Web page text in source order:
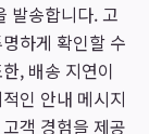
발송합니다. 고
하게 확인할 수
, 배송 지연이
인 안내 메시지
객 경험을 제공